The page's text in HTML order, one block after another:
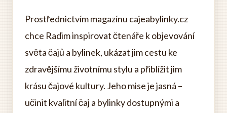
Prostřednictvím magazínu cajeabylinky.cz
chce Radim inspirovat čtenáře k objevování
světa čajů a bylinek, ukázat jim cestu ke
zdravějšímu životnímu stylu a přiblížit jim
krásu čajové kultury. Jeho mise je jasná –
učinit kvalitní čaj a bylinky dostupnými a